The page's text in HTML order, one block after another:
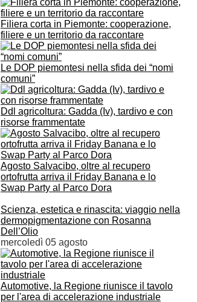
Filiera corta in Piemonte: cooperazione,
filiere e un territorio da raccontare
Le DOP piemontesi nella sfida dei “nomi
comuni”
Ddl agricoltura: Gadda (Iv), tardivo e con
risorse frammentate
Agosto Salvacibo, oltre al recupero
ortofrutta arriva il Friday Banana e lo
Swap Party al Parco Dora
Scienza, estetica e rinascita: viaggio nella
dermopigmentazione con Rosanna
Dell’Olio
mercoledì 05 agosto
Automotive, la Regione riunisce il tavolo
per l'area di accelerazione industriale